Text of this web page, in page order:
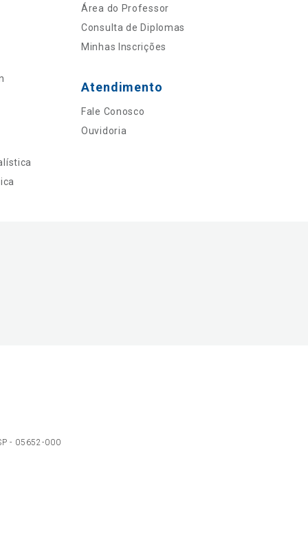
Área do Professor
Consulta de Diplomas
Minhas Inscrições
Atendimento
Fale Conosco
Ouvidoria
- 05652-000